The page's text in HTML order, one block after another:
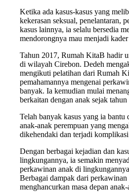
Ketika ada kasus-kasus yang
kekerasan seksual, penelantaran,
kasus lainnya, ia selalu bersedia
mendorongnya mau menjadi
Tahun 2017, Rumah KitaB hadir
di wilayah Cirebon. Dedeh
mengikuti pelatihan dari Rumah
pemahamannya mengenai
banyak. Ia kemudian mulai
berkaitan dengan anak sejak tahun
Telah banyak kasus yang ia bantu
anak-anak perempuan yang
dikehendaki dan terjadi
Dengan berbagai kejadian dan
lingkungannya, ia semakin
perkawinan anak di
Berbagai dampak dari perkawinan
menghancurkan masa depan anak-